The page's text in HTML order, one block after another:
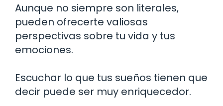
Aunque no siempre son literales,
pueden ofrecerte valiosas
perspectivas sobre tu vida y tus
emociones.
Escuchar lo que tus sueños tienen que
decir puede ser muy enriquecedor.